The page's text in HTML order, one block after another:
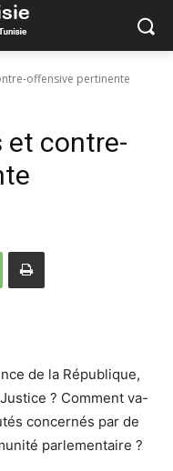
offensive pertinente
et contre-
de la République,
? Comment va-
concernés par de
parlementaire ?